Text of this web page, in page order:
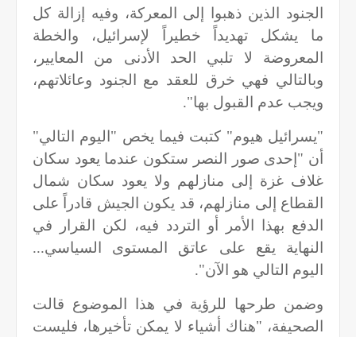
الجنود الذين ذهبوا إلى المعركة، وفيه إزالة كل
ما يشكل تهديداً خطيراً لإسرائيل، والخطة
المعروضة لا تلبي الحد الأدنى من المعايير،
وبالتالي فهي خرق للعقد مع الجنود وعائلاتهم،
ويجب عدم القبول بها".
"يسرائيل هيوم" كتبت فيما يخص "اليوم التالي"
أن "إحدى صور النصر ستكون عندما يعود سكان
غلاف غزة إلى منازلهم ولا يعود سكان شمال
القطاع إلى منازلهم، قد يكون الجيش قادراً على
الدفع بهذا الأمر أو التردد فيه، لكن القرار في
النهاية يقع على عاتق المستوى السياسي...
اليوم التالي هو الآن".
وضمن طرحها للرؤية في هذا الموضوع قالت
الصحيفة، "هناك أشياء لا يمكن تأخيرها، فليست